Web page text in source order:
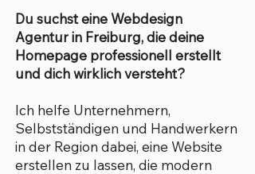
Du suchst eine Webdesign
Agentur in Freiburg, die deine
Homepage professionell erstellt
und dich wirklich versteht?
Ich helfe Unternehmern,
Selbstständigen und Handwerkern
in der Region dabei, eine Website
erstellen zu lassen, die modern